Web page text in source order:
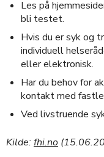
Les på
bli testet.
Hvis du er syk og
individuell
eller elektronisk.
Har du behov for
kontakt med
Ved livstruende
Kilde:fhi.no